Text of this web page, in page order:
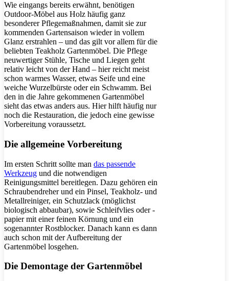
Wie eingangs bereits erwähnt, benötigen
Outdoor-Möbel aus Holz häufig ganz
besonderer Pflegemaßnahmen, damit sie zur
kommenden Gartensaison wieder in vollem
Glanz erstrahlen – und das gilt vor allem für die
beliebten Teakholz Gartenmöbel. Die Pflege
neuwertiger Stühle, Tische und Liegen geht
relativ leicht von der Hand – hier reicht meist
schon warmes Wasser, etwas Seife und eine
weiche Wurzelbürste oder ein Schwamm. Bei
den in die Jahre gekommenen Gartenmöbel
sieht das etwas anders aus. Hier hilft häufig nur
noch die Restauration, die jedoch eine gewisse
Vorbereitung voraussetzt.
Die allgemeine Vorbereitung
Im ersten Schritt sollte man das passende
Werkzeug und die notwendigen
Reinigungsmittel bereitlegen. Dazu gehören ein
Schraubendreher und ein Pinsel, Teakholz- und
Metallreiniger, ein Schutzlack (möglichst
biologisch abbaubar), sowie Schleifvlies oder -
papier mit einer feinen Körnung und ein
sogenannter Rostblocker. Danach kann es dann
auch schon mit der Aufbereitung der
Gartenmöbel losgehen.
Die Demontage der Gartenmöbel